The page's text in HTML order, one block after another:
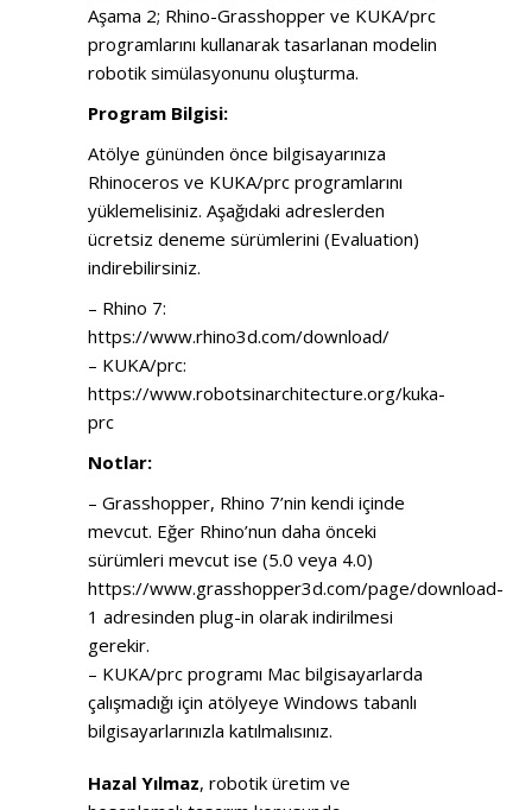
Aşama 2; Rhino-Grasshopper ve KUKA/prc
programlarını kullanarak tasarlanan modelin
robotik simülasyonunu oluşturma.
Program Bilgisi:
Atölye gününden önce bilgisayarınıza
Rhinoceros ve KUKA/prc programlarını
yüklemelisiniz. Aşağıdaki adreslerden
ücretsiz deneme sürümlerini (Evaluation)
indirebilirsiniz.
– Rhino 7:
https://www.rhino3d.com/download/
– KUKA/prc:
https://www.robotsinarchitecture.org/kuka-
prc
Notlar:
– Grasshopper, Rhino 7’nin kendi içinde
mevcut. Eğer Rhino’nun daha önceki
sürümleri mevcut ise (5.0 veya 4.0)
https://www.grasshopper3d.com/page/download-
1 adresinden plug-in olarak indirilmesi
gerekir.
– KUKA/prc programı Mac bilgisayarlarda
çalışmadığı için atölyeye Windows tabanlı
bilgisayarlarınızla katılmalısınız.
Hazal Yılmaz, robotik üretim ve